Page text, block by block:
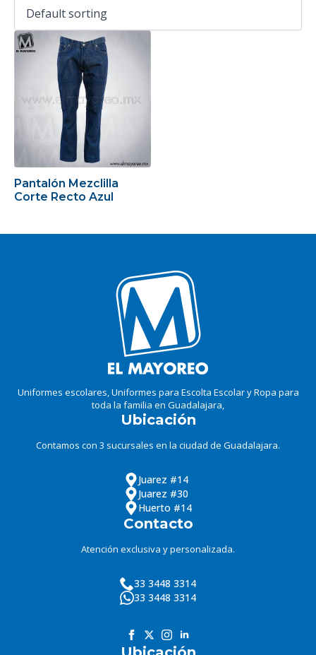
Pantalón Mezclilla
Corte Recto Azul
Uniformes escolares, Uniformes para Escolta Escolar y Ropa para
toda la familia en Guadalajara,
Ubicación
Contamos con 3 sucursales en la ciudad de Guadalajara.
Juarez #14
Juarez #30
Huerto #14
Contacto
Atención exclusiva y personalizada.
33 3448 3314
33 3448 3314